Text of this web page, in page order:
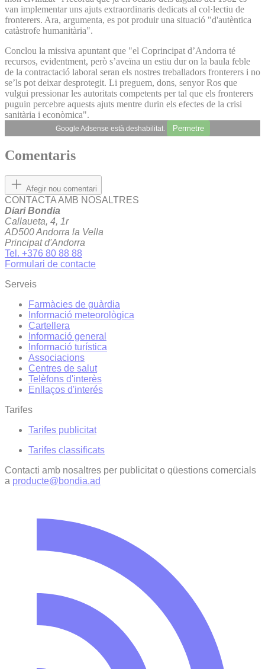
van implementar uns ajuts extraordinaris dedicats al col·lectiu de
fronterers. Ara, argumenta, es pot produir una situació "d'autèntica
catàstrofe humanitària".
Conclou la missiva apuntant que "el Coprincipat d’Andorra té
recursos, evidentment, però s’aveïna un estiu dur on la baula feble
de la contractació laboral seran els nostres treballadors fronterers i no
se’ls pot deixar desprotegit. Li preguem, dons, senyor Ros que
vulgui pressionar les autoritats competents per tal que els fronterers
puguin percebre aquests ajuts mentre durin els efectes de la crisi
sanitària i econòmica".
Google Adsense està deshabilitat. Permetre
Comentaris
Afegir nou comentari
CONTACTA AMB NOSALTRES
Diari Bondia
Callaueta, 4, 1r
AD500 Andorra la Vella
Principat d'Andorra
Tel. +376 80 88 88
Formulari de contacte
Serveis
Farmàcies de guàrdia
Informació meteorològica
Cartellera
Informació general
Informació turística
Associacions
Centres de salut
Telèfons d'interès
Enllaços d'interés
Tarifes
Tarifes publicitat
Tarifes classificats
Contacti amb nosaltres per publicitat o qüestions comercials
a producte@bondia.ad